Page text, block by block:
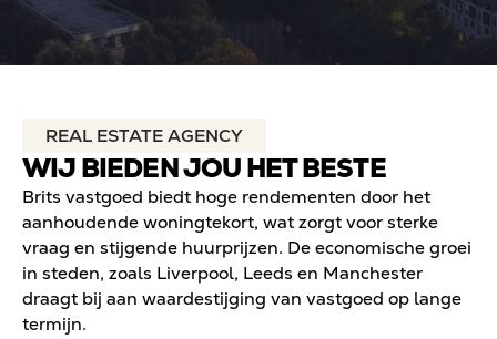
REAL ESTATE AGENCY
WIJ BIEDEN JOU HET BESTE
Brits vastgoed biedt hoge rendementen door het
aanhoudende woningtekort, wat zorgt voor sterke
vraag en stijgende huurprijzen. De economische groei
in steden, zoals Liverpool, Leeds en Manchester
draagt bij aan waardestijging van vastgoed op lange
termijn.